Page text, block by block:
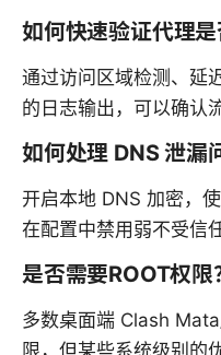
如何快速验证代理是
通过访问区域检测、延
的日志输出，可以确认
如何处理 DNS 泄漏
开启本地 DNS 加密，
在配置中禁用弱不受信
是否需要ROOT权限
多数桌面端 Clash